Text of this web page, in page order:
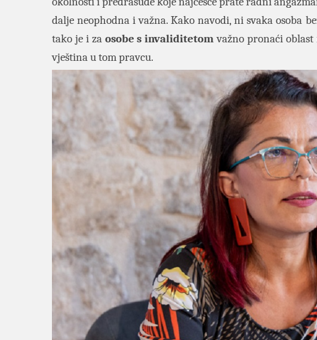
dalje neophodna i važna. Kako navodi, ni svaka osoba
tako je i za osobe s invaliditetomvažno pronaći
vještina u tom pravcu.